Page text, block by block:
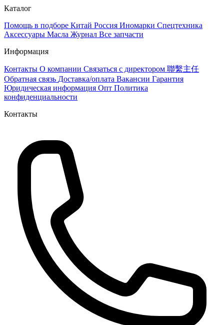
Каталог
Помощь в подборе Китай Россия Иномарки Спецтехника
Аксессуары Масла Журнал Все запчасти
Информация
Контакты О компании Связаться с директором 聯繫主任
Обратная связь Доставка/оплата Вакансии Гарантия
Юридическая информация Опт Политика
конфиденциальности
Контакты